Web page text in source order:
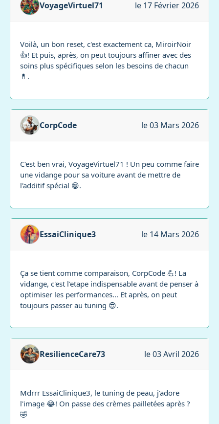
VoyageVirtuel71 le 17 Février 2026
Voilà, un bon reset, c'est exactement ca, MiroirNoir
👍! Et puis, après, on peut toujours affiner avec des
soins plus spécifiques selon les besoins de chacun
💊.
CorpCode le 03 Mars 2026
C'est ben vrai, VoyageVirtuel71 ! Un peu comme faire
une vidange pour sa voiture avant de mettre de
l'additif spécial 😁.
EssaiClinique3 le 14 Mars 2026
Ça se tient comme comparaison, CorpCode 💪! La
vidange, c'est l'etape indispensable avant de penser à
optimiser les performances... Et après, on peut
toujours passer au tuning 😎.
ResilienceCare73 le 03 Avril 2026
Mdrrr EssaiClinique3, le tuning de peau, j'adore
l'image 😂! On passe des crèmes pailletées après ?
🤣